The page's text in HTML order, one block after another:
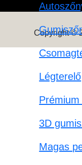
Légterelő
3D
Magas
Copyright ©